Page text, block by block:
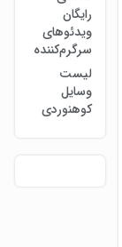
رایگان
ویدئوهای
سرگرم‌کننده
لیست
وسایل
کوهنوردی